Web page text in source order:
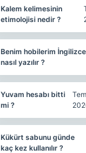
Kalem kelimesinin
etimolojisi nedir ?
Benim hobilerim İngilizce
nasıl yazılır ?
Yuvam hesabı bitti
mi ?
Kükürt sabunu günde
kaç kez kullanılır ?